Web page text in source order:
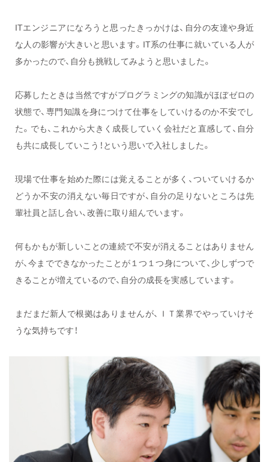
ITエンジニアになろうと思ったきっかけは、自分の友達や身近
な人の影響が大きいと思います。IT系の仕事に就いている人が
多かったので、自分も挑戦してみようと思いました。
応募したときは当然ですがプログラミングの知識がほぼゼロの
状態で、専門知識を身につけて仕事をしていけるのか不安でし
た。でも、これから大きく成長していく会社だと直感して、自分
も共に成長していこう！という思いで入社しました。
現場で仕事を始めた際には覚えることが多く、ついていけるか
どうか不安の消えない毎日ですが、自分の足りないところは先
輩社員と話し合い、改善に取り組んでいます。
何もかもが新しいことの連続で不安が消えることはありません
が、今までできなかったことが１つ１つ身について、少しずつで
きることが増えているので、自分の成長を実感しています。
まだまだ新人で根拠はありませんが、ＩＴ業界でやっていけそ
うな気持ちです！